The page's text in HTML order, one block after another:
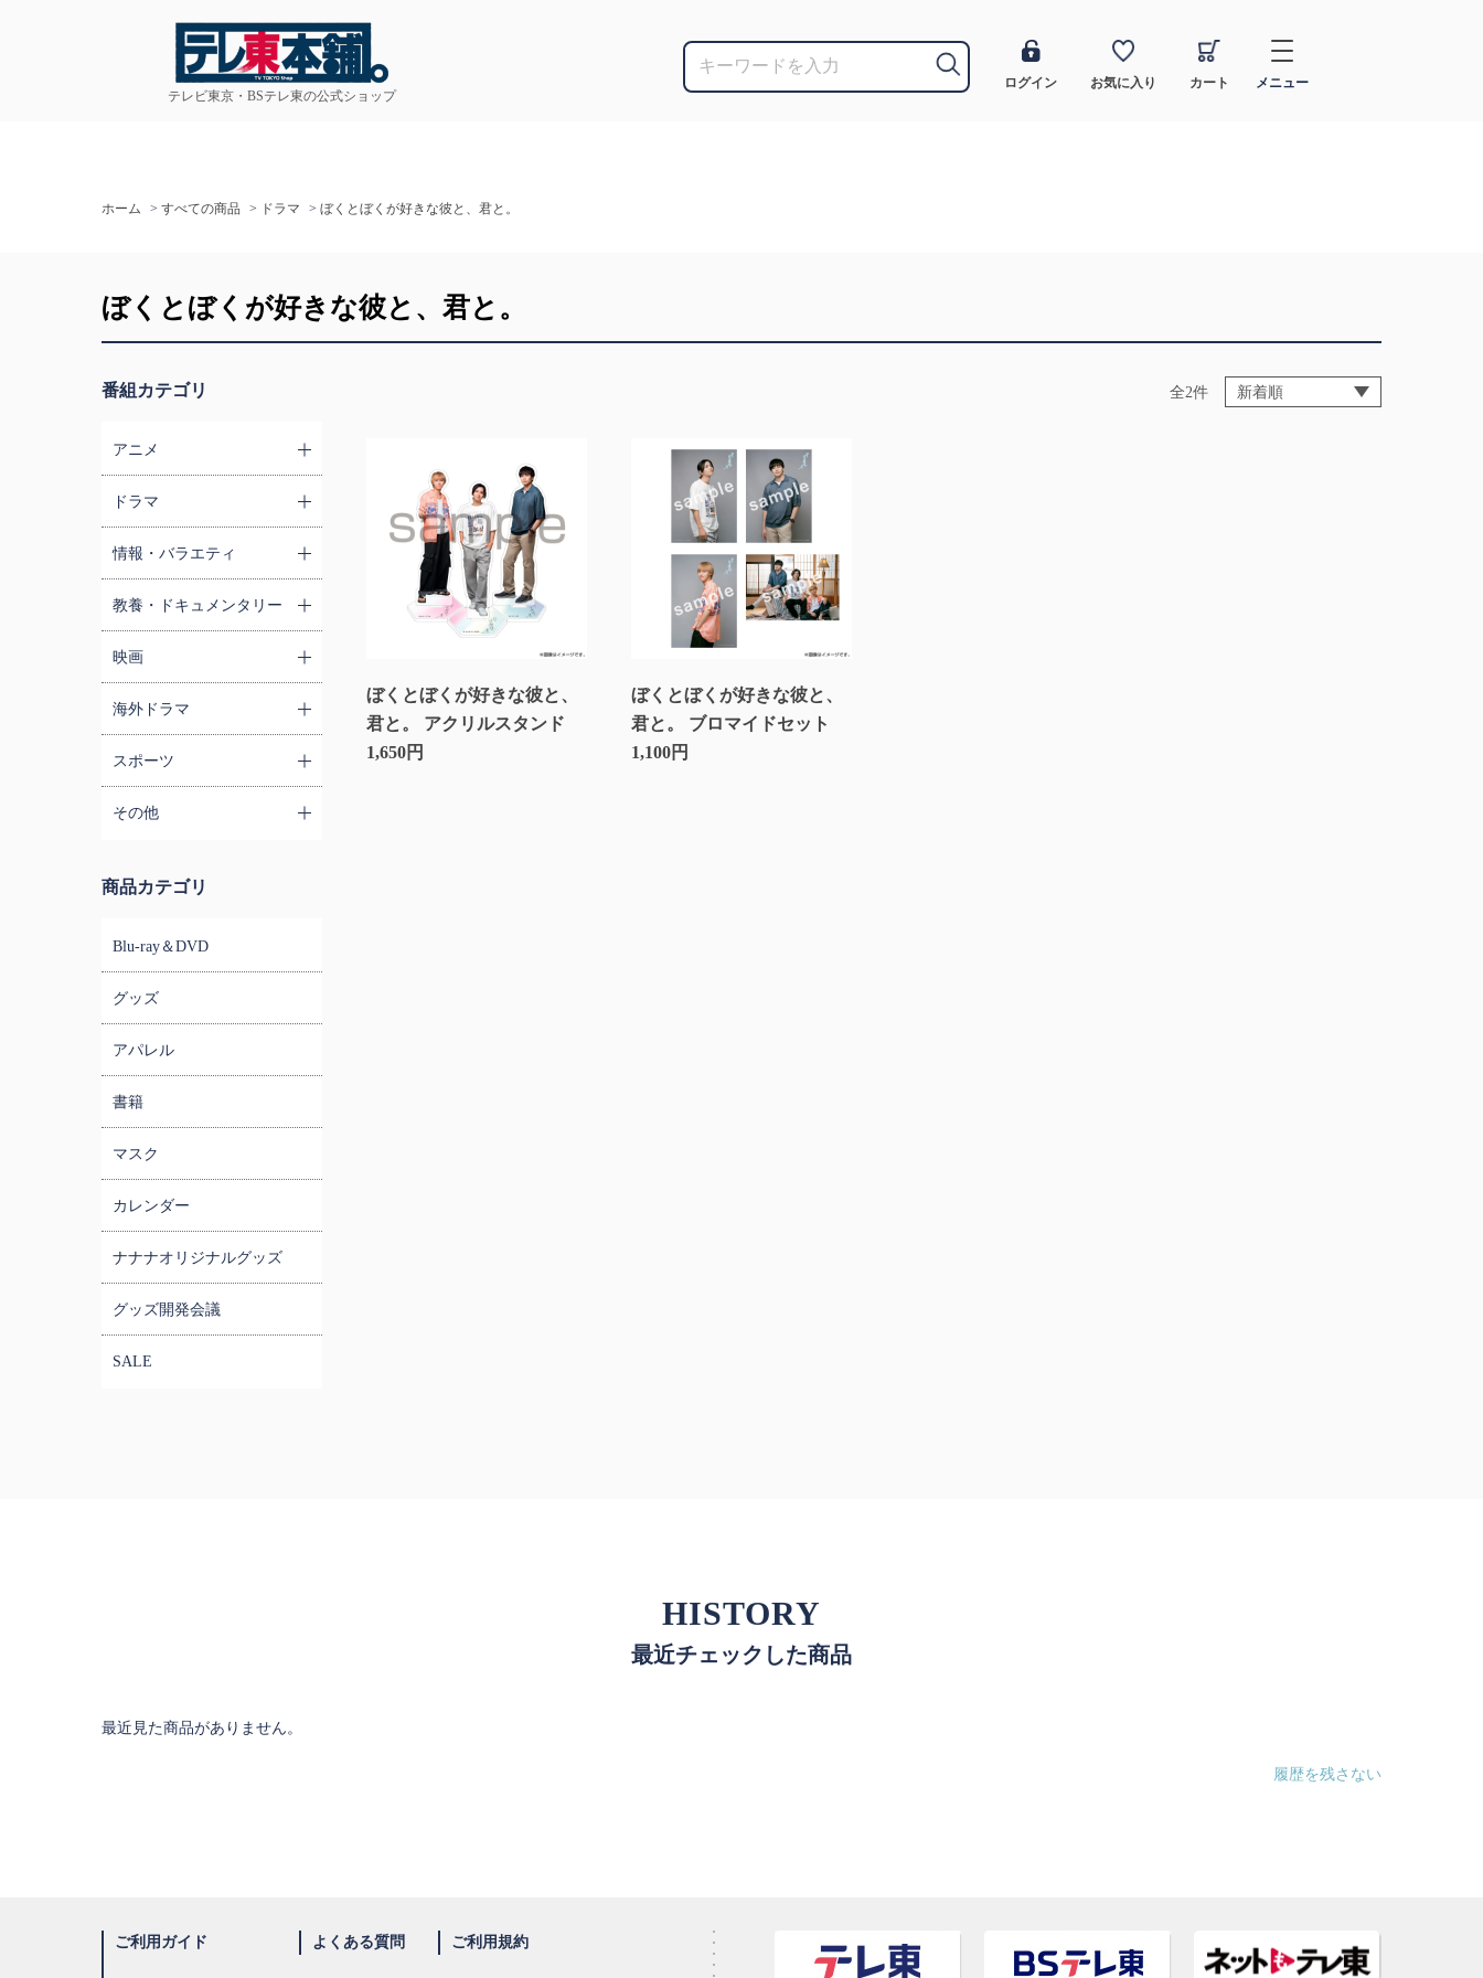
テレビ東京・BSテレ東の公式ショップ
ログイン お気に入り カート メニュー
ホーム > すべての商品 > ドラマ > ぼくとぼくが好きな彼と、君と。
番組カテゴリ
アニメ
ドラマ
情報・バラエティ
教養・ドキュメンタリー
映画
海外ドラマ
スポーツ
その他
商品カテゴリ
Blu-ray＆DVD
グッズ
アパレル
書籍
マスク
カレンダー
ナナナオリジナルグッズ
グッズ開発会議
SALE
ぼくとぼくが好きな彼と、君と。
全2件
ぼくとぼくが好きな彼と、
君と。 アクリルスタンド
1,650円
ぼくとぼくが好きな彼と、
君と。 ブロマイドセット
1,100円
HISTORY
最近チェックした商品
最近見た商品がありません。
履歴を残さない
ご利用ガイド よくある質問 ご利用規約